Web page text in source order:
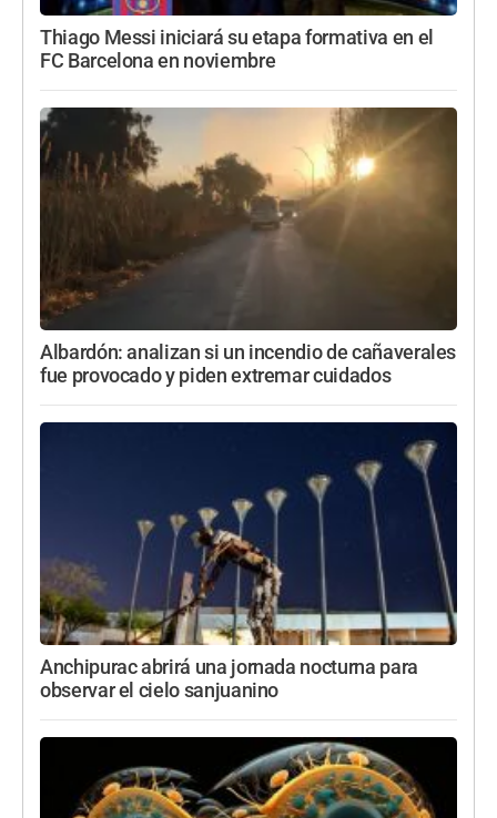
Thiago Messi iniciará su etapa formativa en el
FC Barcelona en noviembre
Albardón: analizan si un incendio de cañaverales
fue provocado y piden extremar cuidados
Anchipurac abrirá una jornada nocturna para
observar el cielo sanjuanino